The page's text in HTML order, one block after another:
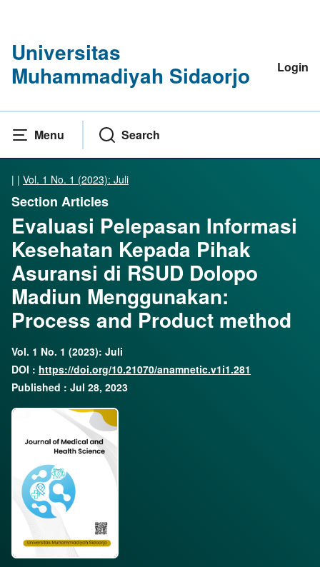
Universitas
Muhammadiyah Sidaorjo
Login
Menu Search
| | Vol. 1 No. 1 (2023): Juli
Section Articles
Evaluasi Pelepasan Informasi
Kesehatan Kepada Pihak
Asuransi di RSUD Dolopo
Madiun Menggunakan:
Process and Product method
Vol. 1 No. 1 (2023): Juli
DOI : https://doi.org/10.21070/anamnetic.v1i1.281
Published : Jul 28, 2023